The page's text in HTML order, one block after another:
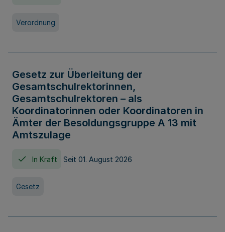
Verordnung
Gesetz zur Überleitung der
Gesamtschulrektorinnen,
Gesamtschulrektoren – als
Koordinatorinnen oder Koordinatoren in
Ämter der Besoldungsgruppe A 13 mit
Amtszulage
In Kraft Seit 01. August 2026
Gesetz